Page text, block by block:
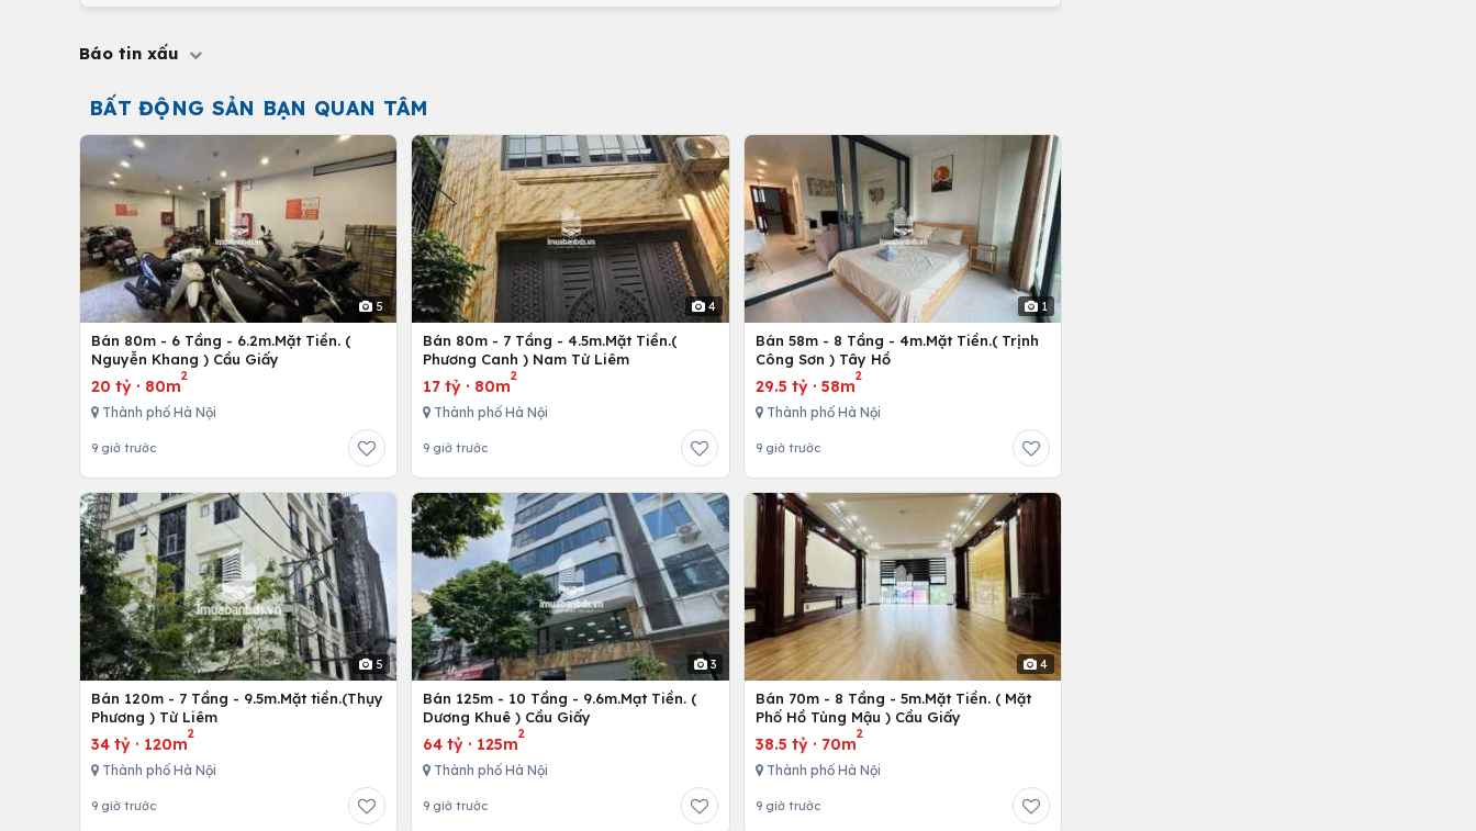
Báo tin xấu
BẤT ĐỘNG SẢN BẠN QUAN TÂM
5
Bán 80m - 6 Tầng - 6.2m.Mặt Tiền. (
Nguyễn Khang ) Cầu Giấy
20 tỷ · 80m
2
Thành phố Hà Nội
9 giờ trước
4
Bán 80m - 7 Tầng - 4.5m.Mặt Tiền.(
Phương Canh ) Nam Từ Liêm
17 tỷ · 80m
2
Thành phố Hà Nội
9 giờ trước
1
Bán 58m - 8 Tầng - 4m.Mặt Tiền.( Trịnh
Công Sơn ) Tây Hồ
29.5 tỷ· 58m
2
Thành phố Hà Nội
9 giờ trước
5
Bán 120m - 7 Tầng - 9.5m.Mặt tiền.(Thụy
Phương ) Từ Liêm
34 tỷ · 120m
2
Thành phố Hà Nội
9 giờ trước
3
Bán 125m - 10 Tầng - 9.6m.Mạt Tiền. (
Dương Khuê ) Cầu Giấy
64 tỷ · 125m
2
Thành phố Hà Nội
9 giờ trước
4
Bán 70m - 8 Tầng - 5m.Mặt Tiền. ( Mặt
Phố Hồ Tùng Mậu ) Cầu Giấy
38.5 tỷ· 70m
2
Thành phố Hà Nội
9 giờ trước